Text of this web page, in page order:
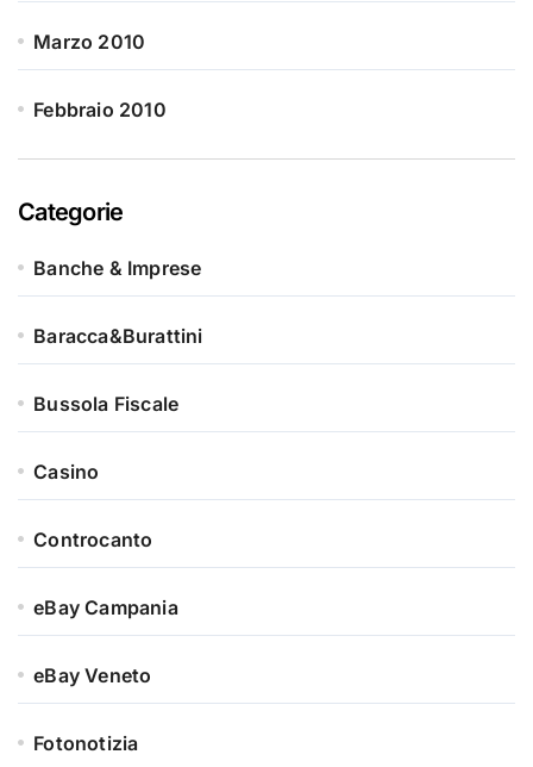
Marzo 2010
Febbraio 2010
Categorie
Banche & Imprese
Baracca&Burattini
Bussola Fiscale
Casino
Controcanto
eBay Campania
eBay Veneto
Fotonotizia